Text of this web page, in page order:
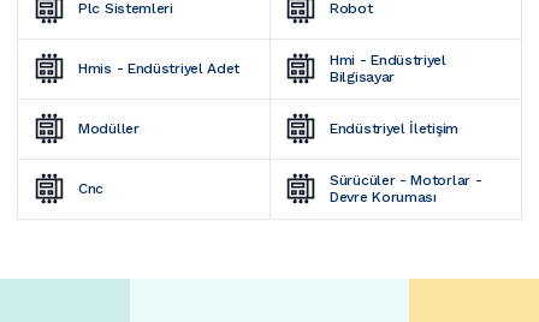
Plc Sistemleri Robot
Hmis - Endüstriyel Adet
Hmi - Endüstriyel
Bilgisayar
Modüller Endüstriyel İletişim
Cnc
Sürücüler - Motorlar -
Devre Koruması